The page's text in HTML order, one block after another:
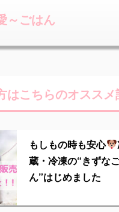
～ごはん
はこちらのオスス
もしもの時も安心
蔵・冷凍の“きずな
ん”はじめました